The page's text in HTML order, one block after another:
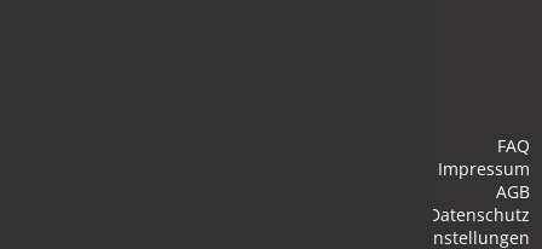
FAQ
Impressum
AGB
Datenschutz
Cookie-Einstellungen